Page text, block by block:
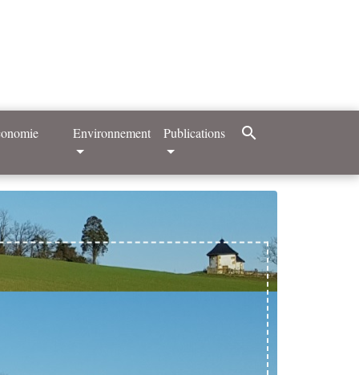
Environnement Publications search